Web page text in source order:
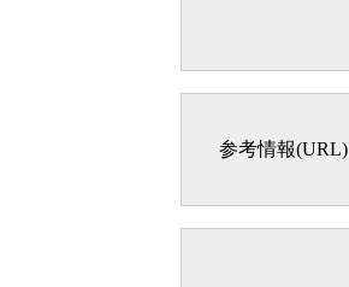
参考情報(URL)